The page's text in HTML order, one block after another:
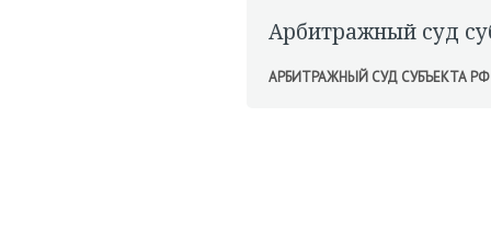
Арбитражный суд
АРБИТРАЖНЫЙ СУД СУБЪЕКТА РФ